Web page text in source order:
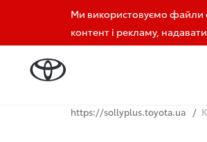
Ми використовуємо файли
контент і рекламу,
+38 096 909 77 77
https://sollyplus.toyota.ua